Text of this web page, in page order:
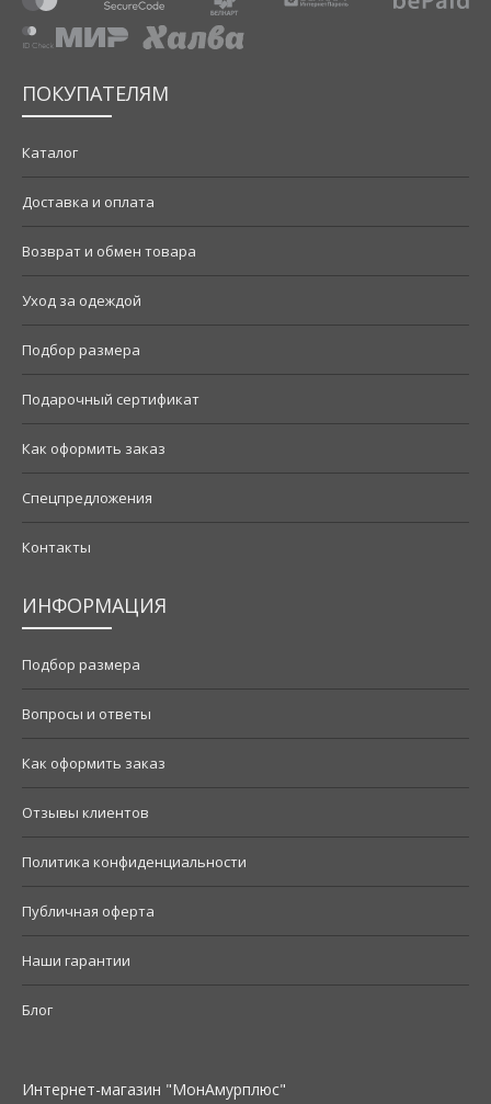
ПОКУПАТЕЛЯМ
Каталог
Доставка и оплата
Возврат и обмен товара
Уход за одеждой
Подбор размера
Подарочный сертификат
Как оформить заказ
Спецпредложения
Контакты
ИНФОРМАЦИЯ
Подбор размера
Вопросы и ответы
Как оформить заказ
Отзывы клиентов
Политика конфиденциальности
Публичная оферта
Наши гарантии
Блог
Интернет-магазин "МонАмурплюс"